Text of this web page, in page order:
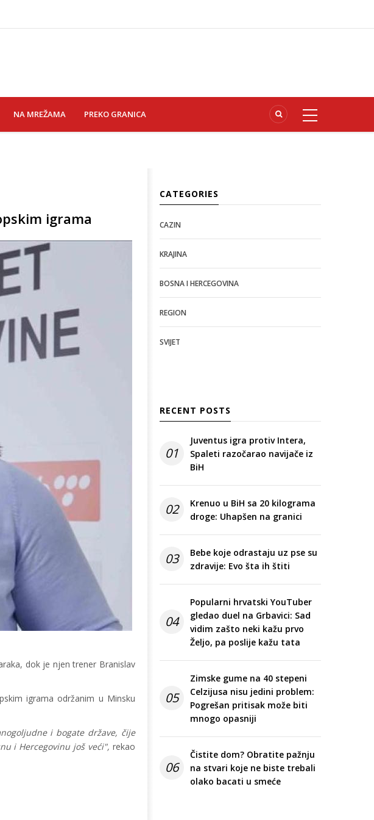
NA MREŽAMA PREKO GRANICA
igrama
dok je njen trener Branislav
igrama održanim u Minsku
i bogate države, čije
i Hercegovinu još veći", rekao
CATEGORIES
CAZIN
KRAJINA
BOSNA I HERCEGOVINA
REGION
SVIJET
RECENT POSTS
01
Juventus igra protiv Intera,
Spaleti razočarao navijače iz
BiH
02
Krenuo u BiH sa 20 kilograma
droge: Uhapšen na granici
03
Bebe koje odrastaju uz pse su
zdravije: Evo šta ih štiti
04
Popularni hrvatski YouTuber
gledao duel na Grbavici: Sad
vidim zašto neki kažu prvo
Željo, pa poslije kažu tata
05
Zimske gume na 40 stepeni
Celzijusa nisu jedini problem:
Pogrešan pritisak može biti
mnogo opasniji
06
Čistite dom? Obratite pažnju
na stvari koje ne biste trebali
olako bacati u smeće